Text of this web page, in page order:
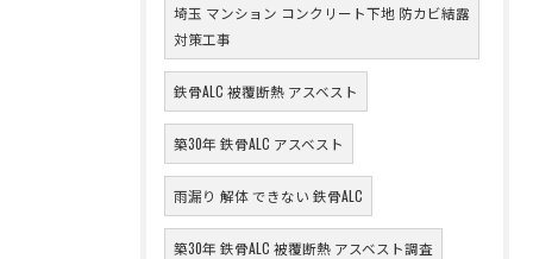
埼玉 マンション コンクリート下地 防カビ結露
対策工事
鉄骨ALC 被覆断熱 アスベスト
築30年 鉄骨ALC アスベスト
雨漏り 解体 できない 鉄骨ALC
築30年 鉄骨ALC 被覆断熱 アスベスト調査